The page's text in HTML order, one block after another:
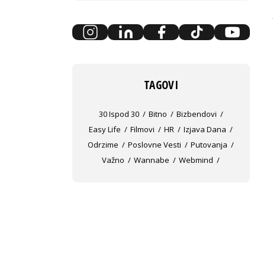
TAGOVI
30 Ispod 30 Bitno
Bizbendovi
Easy Life
Filmovi HR
Izjava Dana
Odrzime
Poslovne Vesti
Putovanja
Važno
Wannabe Webmind